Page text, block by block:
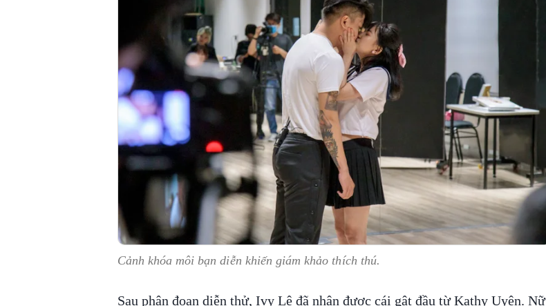
Cảnh khóa môi bạn diễn khiến giám khảo thích thú.
Sau phân đoạn diễn thử, Ivy Lê đã nhận được cái gật đầu từ Kathy Uyên. Nữ